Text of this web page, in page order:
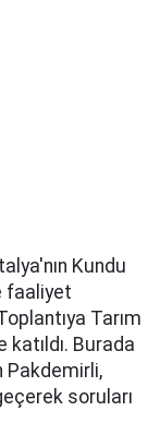
Kundu
faaliyet
Tarım
Burada
Pakdemirli,
soruları